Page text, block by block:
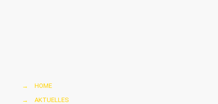
→
HOME
→
AKTUELLES